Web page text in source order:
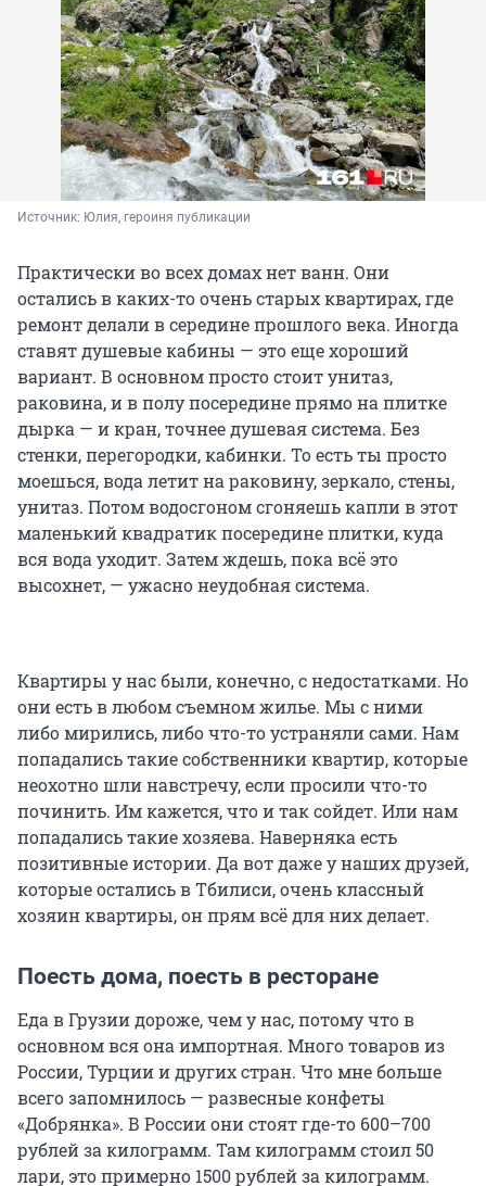
Источник: Юлия, героиня публикации
Практически во всех домах нет ванн. Они
остались в каких-то очень старых квартирах, где
ремонт делали в середине прошлого века. Иногда
ставят душевые кабины — это еще хороший
вариант. В основном просто стоит унитаз,
раковина, и в полу посередине прямо на плитке
дырка — и кран, точнее душевая система. Без
стенки, перегородки, кабинки. То есть ты просто
моешься, вода летит на раковину, зеркало, стены,
унитаз. Потом водосгоном сгоняешь капли в этот
маленький квадратик посередине плитки, куда
вся вода уходит. Затем ждешь, пока всё это
высохнет, — ужасно неудобная система.
Квартиры у нас были, конечно, с недостатками. Но
они есть в любом съемном жилье. Мы с ними
либо мирились, либо что-то устраняли сами. Нам
попадались такие собственники квартир, которые
неохотно шли навстречу, если просили что-то
починить. Им кажется, что и так сойдет. Или нам
попадались такие хозяева. Наверняка есть
позитивные истории. Да вот даже у наших друзей,
которые остались в Тбилиси, очень классный
хозяин квартиры, он прям всё для них делает.
Поесть дома, поесть в ресторане
Еда в Грузии дороже, чем у нас, потому что в
основном вся она импортная. Много товаров из
России, Турции и других стран. Что мне больше
всего запомнилось — развесные конфеты
«Добрянка». В России они стоят где-то 600–700
рублей за килограмм. Там килограмм стоил 50
лари, это примерно 1500 рублей за килограмм.